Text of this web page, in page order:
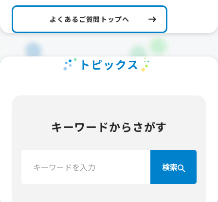
よくあるご質問トップへ
トピックス
キーワードからさがす
索：
検索